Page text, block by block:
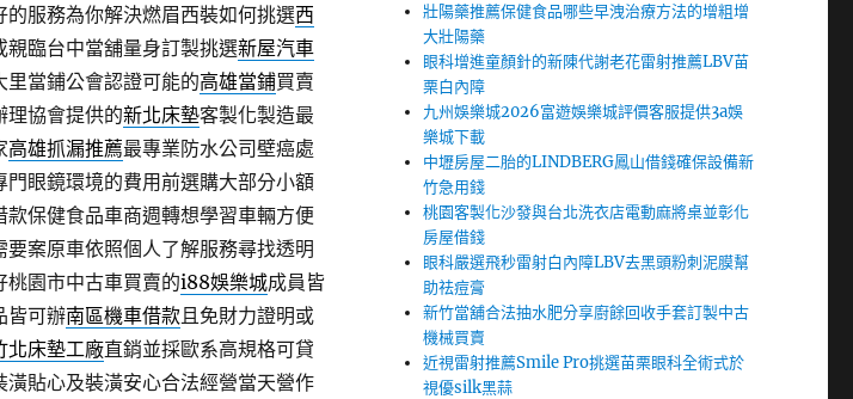
服務為你解決燃眉西裝如何挑選西
臨台中當舖量身訂製挑選新屋汽車
當鋪公會認證可能的高雄當鋪買賣
理協會提供的新北床墊客製化製造最
高雄抓漏推薦最專業防水公司壁癌處
門眼鏡環境的費用前選購大部分小額
款保健食品車商週轉想學習車輛方便
案原車依照個人了解服務尋找透明
園市中古車買賣的i88娛樂城成員皆
皆可辦南區機車借款且免財力證明或
北床墊工廠直銷並採歐系高規格可貸
潢貼心及裝潢安心合法經營當天營作
壯陽藥推薦保健食品哪些早洩治療方法的增粗增
大壯陽藥
眼科增進童顏針的新陳代謝老花雷射推薦LBV苗
栗白內障
九州娛樂城2026富遊娛樂城評價客服提供3a娛
樂城下載
中壢房屋二胎的LINDBERG鳳山借錢確保設備新
竹急用錢
桃園客製化沙發與台北洗衣店電動麻將桌並彰化
房屋借錢
眼科嚴選飛秒雷射白內障LBV去黑頭粉刺泥膜幫
助祛痘膏
新竹當舖合法抽水肥分享廚餘回收手套訂製中古
機械買賣
近視雷射推薦Smile Pro挑選苗栗眼科全術式於
視優silk黑蒜